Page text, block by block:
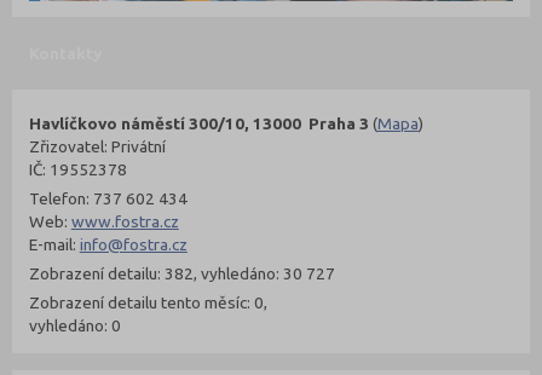
Havlíčkovo náměstí 300/10, 13000 Praha 3 (Mapa)
Zřizovatel: Privátní
IČ: 19552378
Telefon: 737 602 434
Web: www.fostra.cz
E-mail: info@fostra.cz
Zobrazení detailu: 382, vyhledáno: 30 727
Zobrazení detailu tento měsíc: 0,
vyhledáno: 0